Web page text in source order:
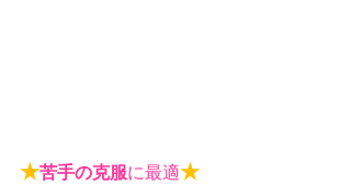
★苦手の克服に最適★